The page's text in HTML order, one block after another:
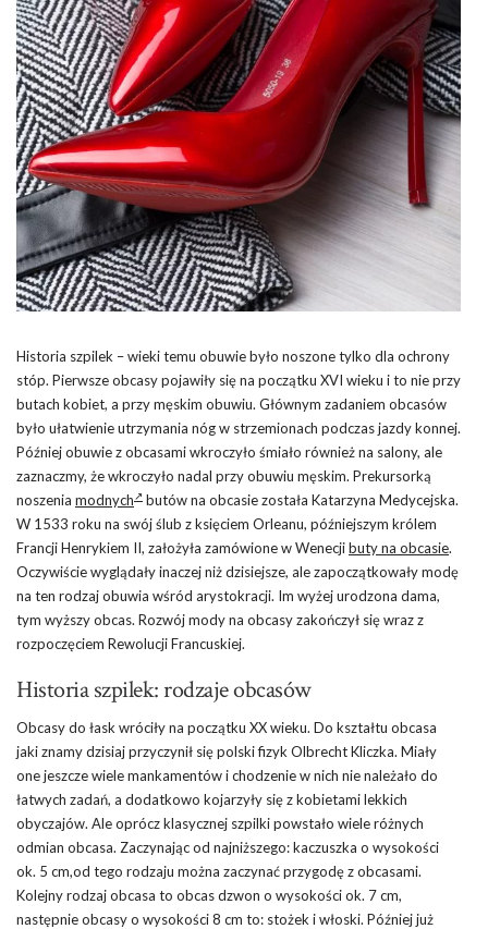
Historia szpilek – wieki temu obuwie było noszone tylko dla ochrony
stóp. Pierwsze obcasy pojawiły się na początku XVI wieku i to nie przy
butach kobiet, a przy męskim obuwiu. Głównym zadaniem obcasów
było ułatwienie utrzymania nóg w strzemionach podczas jazdy konnej.
Później obuwie z obcasami wkroczyło śmiało również na salony, ale
zaznaczmy, że wkroczyło nadal przy obuwiu męskim. Prekursorką
noszenia modnych
butów na obcasie została Katarzyna Medycejska.
W 1533 roku na swój ślub z księciem Orleanu, późniejszym królem
Francji Henrykiem II, założyła zamówione w Wenecjibuty na obcasie.
Oczywiście wyglądały inaczej niż dzisiejsze, ale zapoczątkowały modę
na ten rodzaj obuwia wśród arystokracji. Im wyżej urodzona dama,
tym wyższy obcas. Rozwój mody na obcasy zakończył się wraz z
rozpoczęciem Rewolucji Francuskiej.
Historia szpilek: rodzaje obcasów
Obcasy do łask wróciły na początku XX wieku. Do kształtu obcasa
jaki znamy dzisiaj przyczynił się polski fizyk Olbrecht Kliczka. Miały
one jeszcze wiele mankamentów i chodzenie w nich nie należało do
łatwych zadań, a dodatkowo kojarzyły się z kobietami lekkich
obyczajów. Ale oprócz klasycznej szpilki powstało wiele różnych
odmian obcasa. Zaczynając od najniższego: kaczuszka o wysokości
ok. 5 cm,od tego rodzaju można zaczynać przygodę z obcasami.
Kolejny rodzaj obcasa to obcas dzwon o wysokości ok. 7 cm,
następnie obcasy o wysokości 8 cm to: stożek i włoski. Później już